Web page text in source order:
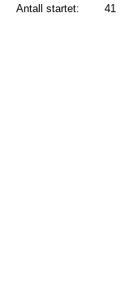
Antall startet: 41